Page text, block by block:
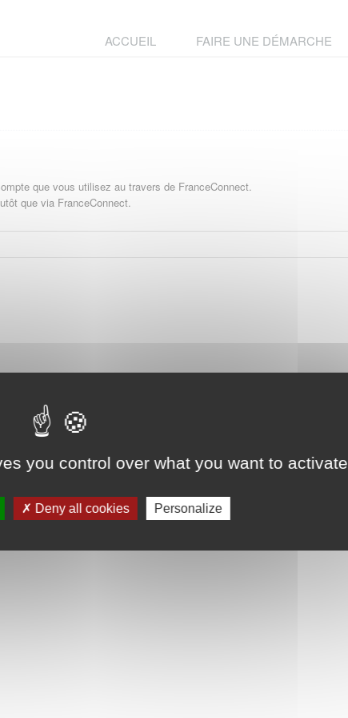
you control over what you want to activate
Deny all cookies Personalize
ACCUEIL FAIRE UNE DÉMARCHE
que vous utilisez au travers de FranceConnect.
que via FranceConnect.